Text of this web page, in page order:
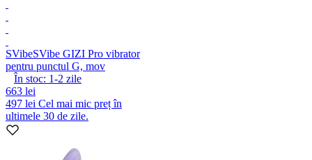
SVibeSVibe GIZI Pro vibrator
pentru punctul G, mov
În stoc: 1-2 zile
663 lei
497 lei Cel mai mic preț în
ultimele 30 de zile.